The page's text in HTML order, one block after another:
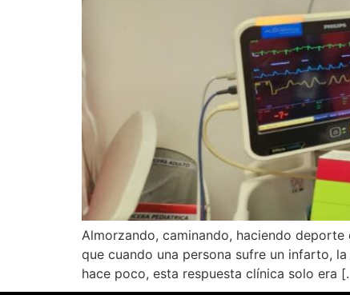
Almorzando, caminando, haciendo
que cuando una persona sufre un infarto,
hace poco, esta respuesta clínica solo era